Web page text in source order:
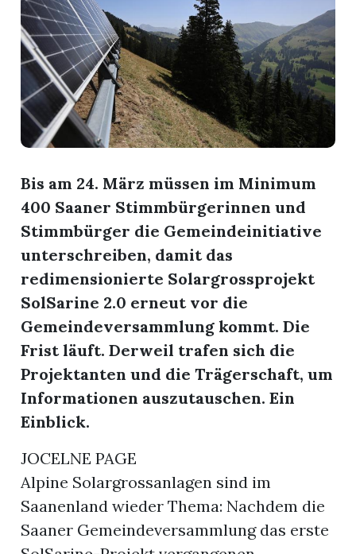
Bis am 24. März müssen im Minimum
400 Saaner Stimmbürgerinnen und
Stimmbürger die Gemeindeinitiative
unterschreiben, damit das
redimensionierte Solargrossprojekt
SolSarine 2.0 erneut vor die
Gemeindeversammlung kommt. Die
Frist läuft. Derweil trafen sich die
Projektanten und die Trägerschaft, um
Informationen auszutauschen. Ein
Einblick.
JOCELNE PAGE
Alpine Solargrossanlagen sind im
Saanenland wieder Thema: Nachdem die
Saaner Gemeindeversammlung das erste